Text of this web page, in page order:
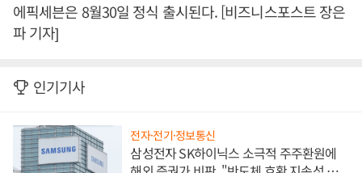
에픽세븐은 8월30일 정식 출시된다. [비즈니스포스트 장은
파 기자]
인기기사
전자·전기·정보통신
삼성전자 SK하이닉스 소극적 주주환원에